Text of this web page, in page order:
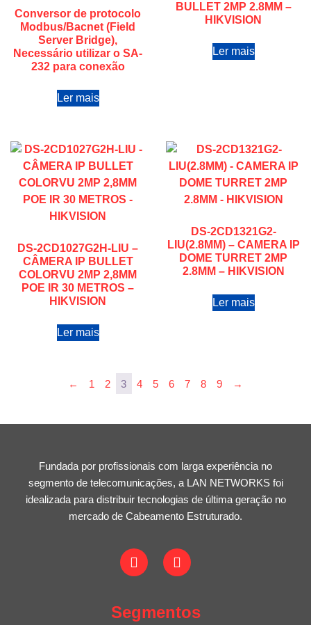
Conversor de protocolo
Modbus/Bacnet (Field
Server Bridge),
Necessário utilizar o SA-
232 para conexão
Ler mais
BULLET 2MP 2.8MM –
HIKVISION
Ler mais
DS-2CD1027G2H-LIU –
CÂMERA IP BULLET
COLORVU 2MP 2,8MM
POE IR 30 METROS –
HIKVISION
Ler mais
DS-2CD1321G2-
LIU(2.8MM) – CAMERA IP
DOME TURRET 2MP
2.8MM – HIKVISION
Ler mais
← 1 2 3 4 5 6 7 8 9 →
Fundada por profissionais com larga experiência no
segmento de telecomunicações, a LAN NETWORKS foi
idealizada para distribuir tecnologias de última geração no
mercado de Cabeamento Estruturado.
Segmentos